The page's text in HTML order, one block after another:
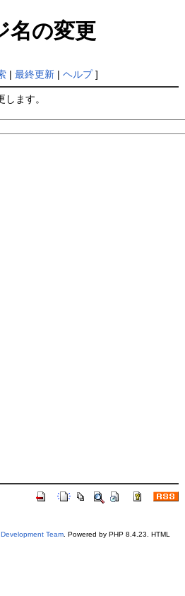
名の変更
| 最終更新| ヘルプ]
ます。
Team. Powered by PHP 8.4.23. HTML